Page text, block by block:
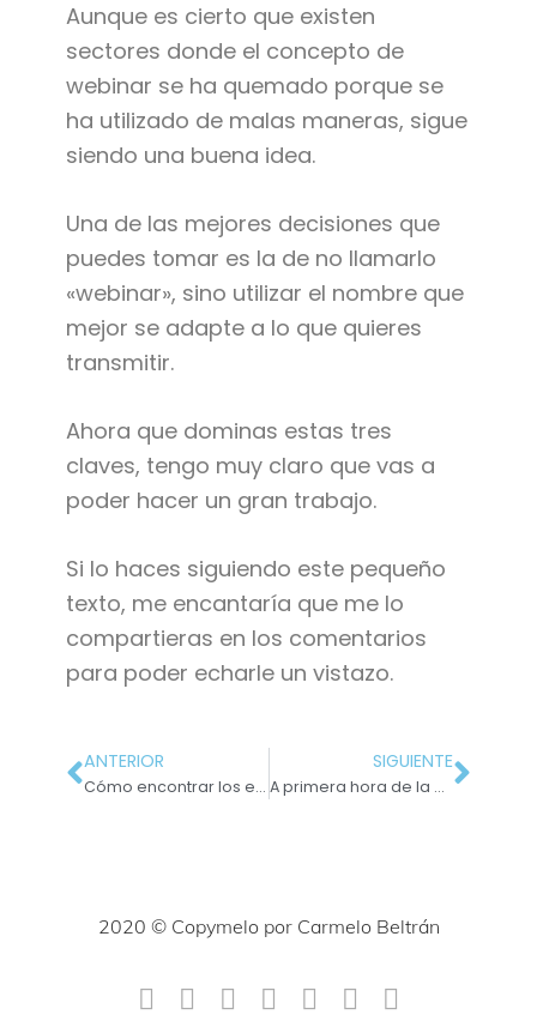
Aunque es cierto que existen
sectores donde el concepto de
webinar se ha quemado porque se
ha utilizado de malas maneras, sigue
siendo una buena idea.
Una de las mejores decisiones que
puedes tomar es la de no llamarlo
«webinar», sino utilizar el nombre que
mejor se adapte a lo que quieres
transmitir.
Ahora que dominas estas tres
claves, tengo muy claro que vas a
poder hacer un gran trabajo.
Si lo haces siguiendo este pequeño
texto, me encantaría que me lo
compartieras en los comentarios
para poder echarle un vistazo.
ANTERIOR
Cómo encontrar los enfoques para los anuncios de tu empresa
SIGUIENTE
A primera hora de la mañana: ¿qué hacer nada más despertar?
2020 © Copymelo por Carmelo Beltrán